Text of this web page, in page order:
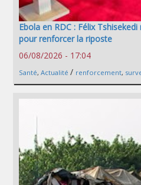
Ebola en RDC : Félix
pour renforcer la riposte
06/08/2026 - 17:04
Santé, Actualité / renforcement,